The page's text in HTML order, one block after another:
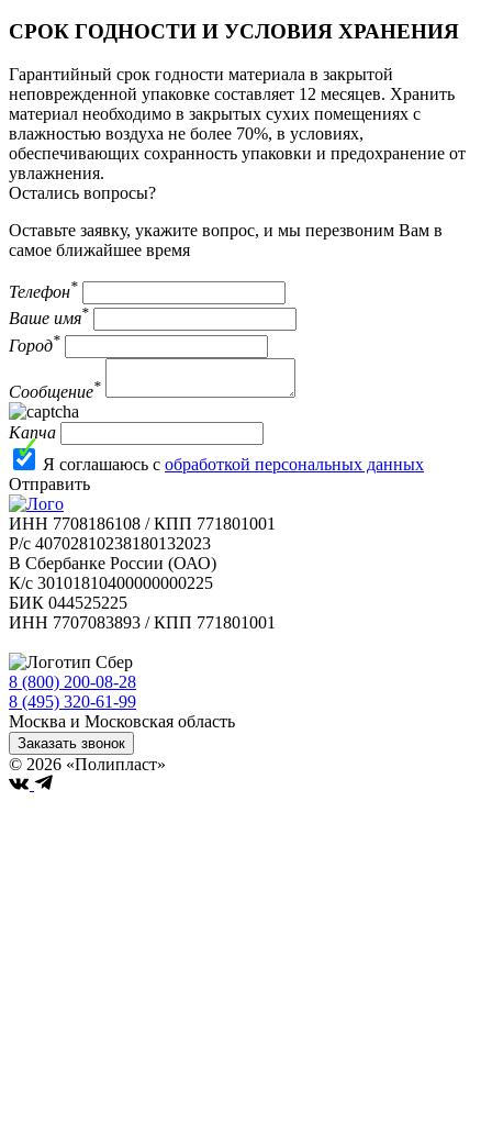
СРОК ГОДНОСТИ И УСЛОВИЯ ХРАНЕНИЯ
Гарантийный срок годности материала в закрытой
неповрежденной упаковке составляет 12 месяцев. Хранить
материал необходимо в закрытых сухих помещениях с
влажностью воздуха не более 70%, в условиях,
обеспечивающих сохранность упаковки и предохранение от
увлажнения.
Остались вопросы?
Оставьте заявку, укажите вопрос, и мы перезвоним Вам в
самое ближайшее время
Телефон*
Ваше имя*
Город*
Сообщение*
Капча
Я соглашаюсь с обработкой персональных данных
Отправить
ИНН 7708186108 / КПП 771801001
Р/с 40702810238180132023
В Сбербанке России (ОАО)
К/с 30101810400000000225
БИК 044525225
ИНН 7707083893 / КПП 771801001
8 (800) 200-08-28
8 (495) 320-61-99
Москва и Московская область
Заказать звонок
© 2026 «Полипласт»